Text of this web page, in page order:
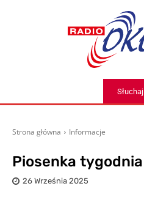
Słuchaj
Strona główna Informacje
Piosenka
26 Września 2025